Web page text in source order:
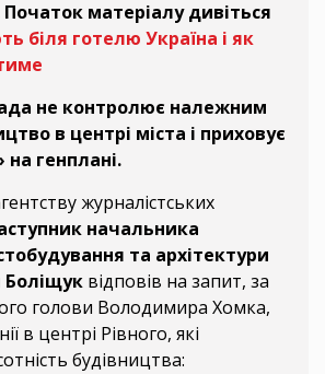
матеріалу дивіться
біля готелю Україна і як
не контролює належним
в центрі міста і приховує
на генплані.
журналістських
начальника
та архітектури
Боліщук відповів на запит, за
голови Володимира Хомка,
в центрі Рівного, які
будівництва: